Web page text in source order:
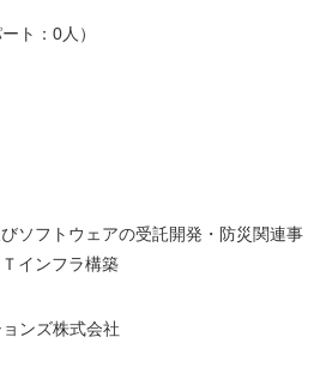
ト：0人）
ソフトウェアの受託開発・防災関連事
インフラ構築
ンズ株式会社